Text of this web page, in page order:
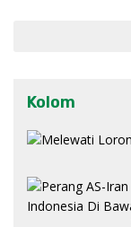
Kolom